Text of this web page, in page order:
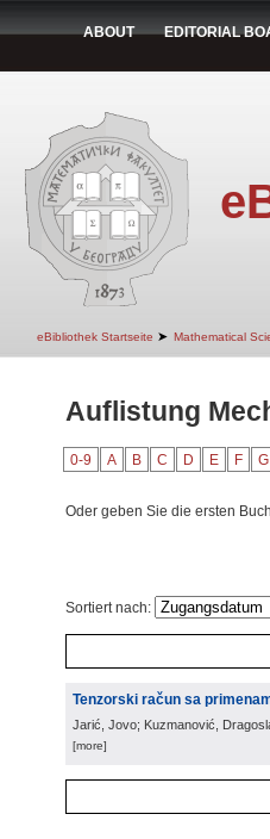
ABOUT EDITORIAL
eBibliothek Startseite ➤ Mathematical
Auflistung
0-9 A B C D E F G
Oder geben Sie die ersten
Sortiert nach:
Tenzorski račun sa
Jarić, Jovo; Kuzmanović,
[more]